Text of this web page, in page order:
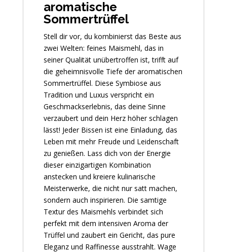
aromatische
Sommertrüffel
Stell dir vor, du kombinierst das Beste aus
zwei Welten: feines Maismehl, das in
seiner Qualität unübertroffen ist, trifft auf
die geheimnisvolle Tiefe der aromatischen
Sommertrüffel. Diese Symbiose aus
Tradition und Luxus verspricht ein
Geschmackserlebnis, das deine Sinne
verzaubert und dein Herz höher schlagen
lässt! Jeder Bissen ist eine Einladung, das
Leben mit mehr Freude und Leidenschaft
zu genießen. Lass dich von der Energie
dieser einzigartigen Kombination
anstecken und kreiere kulinarische
Meisterwerke, die nicht nur satt machen,
sondern auch inspirieren. Die samtige
Textur des Maismehls verbindet sich
perfekt mit dem intensiven Aroma der
Trüffel und zaubert ein Gericht, das pure
Eleganz und Raffinesse ausstrahlt. Wage